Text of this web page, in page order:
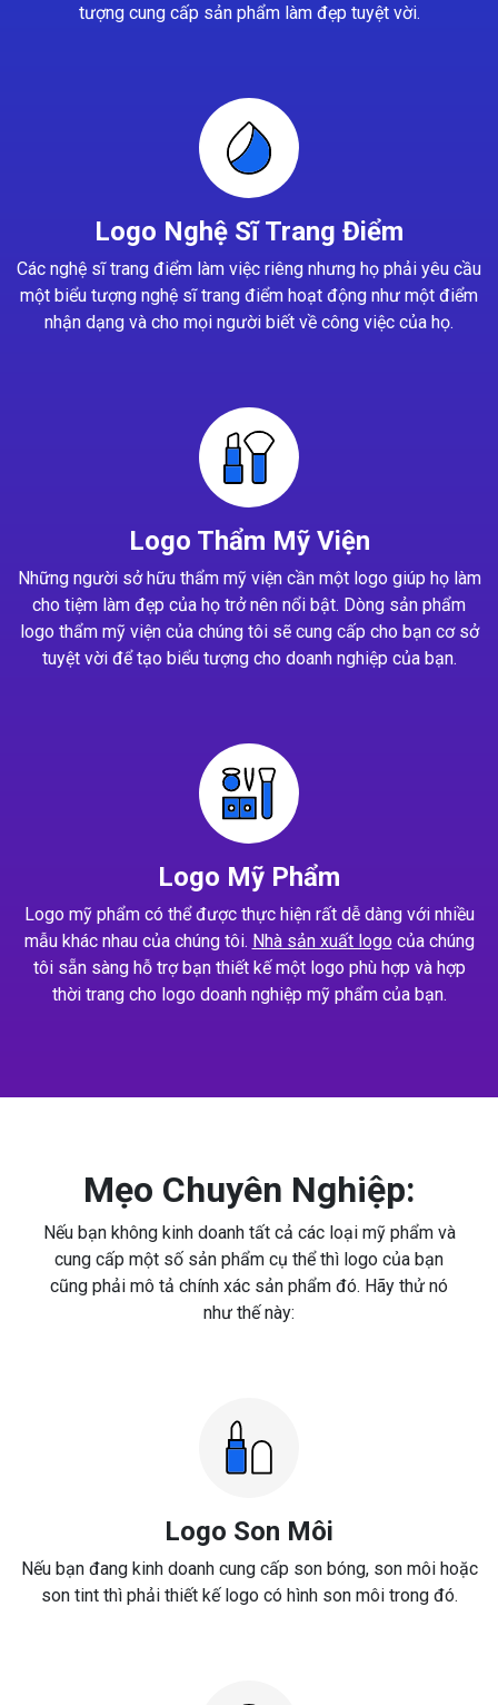
tượng cung cấp sản phẩm làm đẹp tuyệt vời.
Logo Nghệ Sĩ Trang Điểm
Các nghệ sĩ trang điểm làm việc riêng nhưng họ phải yêu cầu
một biểu tượng nghệ sĩ trang điểm hoạt động như một điểm
nhận dạng và cho mọi người biết về công việc của họ.
Logo Thẩm Mỹ Viện
Những người sở hữu thẩm mỹ viện cần một logo giúp họ làm
cho tiệm làm đẹp của họ trở nên nổi bật. Dòng sản phẩm
logo thẩm mỹ viện của chúng tôi sẽ cung cấp cho bạn cơ sở
tuyệt vời để tạo biểu tượng cho doanh nghiệp của bạn.
Logo Mỹ Phẩm
Logo mỹ phẩm có thể được thực hiện rất dễ dàng với nhiều
mẫu khác nhau của chúng tôi. Nhà sản xuất logocủa chúng
tôi sẵn sàng hỗ trợ bạn thiết kế một logo phù hợp và hợp
thời trang cho logo doanh nghiệp mỹ phẩm của bạn.
Mẹo Chuyên Nghiệp:
Nếu bạn không kinh doanh tất cả các loại mỹ phẩm và
cung cấp một số sản phẩm cụ thể thì logo của bạn
cũng phải mô tả chính xác sản phẩm đó. Hãy thử nó
như thế này:
Logo Son Môi
Nếu bạn đang kinh doanh cung cấp son bóng, son môi hoặc
son tint thì phải thiết kế logo có hình son môi trong đó.